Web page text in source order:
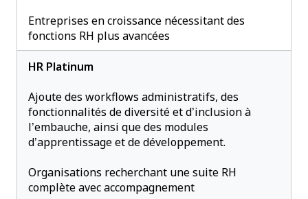
Entreprises en croissance nécessitant des
fonctions RH plus avancées
HR Platinum
Ajoute des workflows administratifs, des
fonctionnalités de diversité et d’inclusion à
l’embauche, ainsi que des modules
d’apprentissage et de développement.
Organisations recherchant une suite RH
complète avec accompagnement